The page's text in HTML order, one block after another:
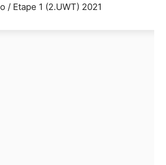
/ Etape 1 (2.UWT) 2021